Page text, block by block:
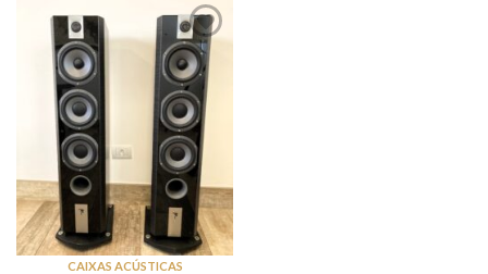
CAIXAS ACÚSTICAS